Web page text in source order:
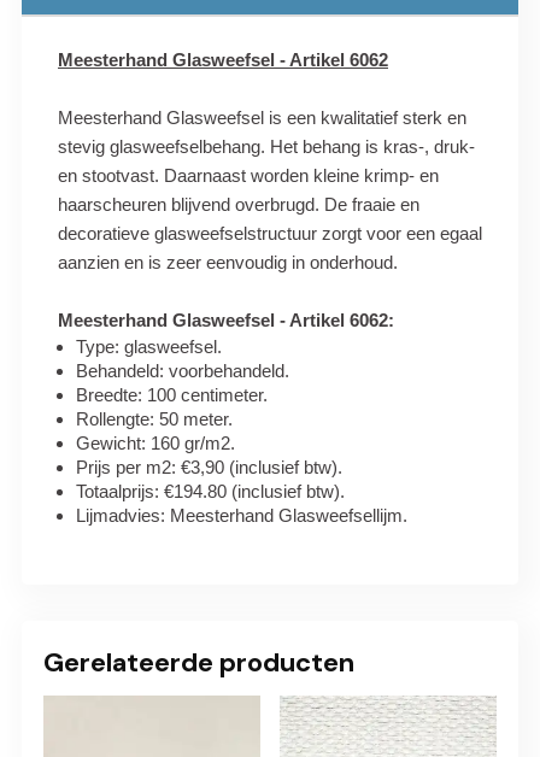
Meesterhand Glasweefsel - Artikel 6062
Meesterhand Glasweefsel is een kwalitatief sterk en
stevig glasweefselbehang. Het behang is kras-, druk-
en stootvast. Daarnaast worden kleine krimp- en
haarscheuren blijvend overbrugd. De fraaie en
decoratieve glasweefselstructuur zorgt voor een egaal
aanzien en is zeer eenvoudig in onderhoud.
Meesterhand Glasweefsel - Artikel 6062:
Type: glasweefsel.
Behandeld: voorbehandeld.
Breedte: 100 centimeter.
Rollengte: 50 meter.
Gewicht: 160 gr/m2.
Prijs per m2: €3,90 (inclusief btw).
Totaalprijs: €194.80 (inclusief btw).
Lijmadvies: Meesterhand Glasweefsellijm.
Gerelateerde producten